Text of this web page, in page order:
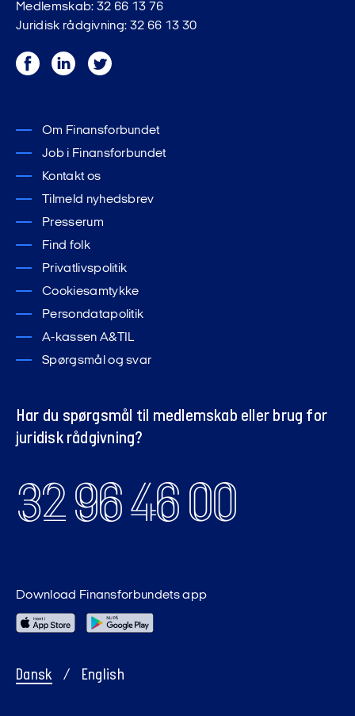
Medlemskab: 32 66 13 76
Juridisk rådgivning: 32 66 13 30
FacebookLinkedInTwitter
Om Finansforbundet
Job i Finansforbundet
Kontakt os
Tilmeld nyhedsbrev
Presserum
Find folk
Privatlivspolitik
Cookiesamtykke
Persondatapolitik
A-kassen A&TIL
Spørgsmål og svar
Har du spørgsmål til medlemskab eller brug for
juridisk rådgivning?
32 96 46 00
Dansk / English
Download Finansforbundets app